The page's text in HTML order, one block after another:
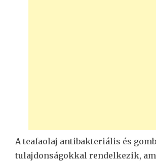
A teafaolaj antibakteriális és
tulajdonságokkal rendelkezik,